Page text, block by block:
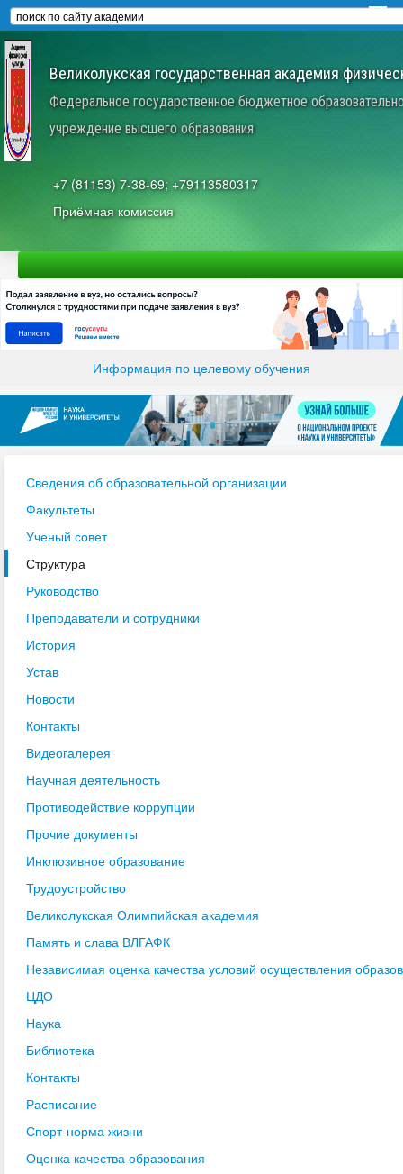
Великолукская государственная академия
Федеральное государственное бюджетное
учреждение высшего образования
+7 (81153) 7-38-69; +79113580317
Приёмная комиссия
Информация по целевому обучения
Сведения об образовательной организации
Факультеты
Ученый совет
Структура
Руководство
Преподаватели и сотрудники
История
Устав
Новости
Контакты
Видеогалерея
Научная деятельность
Противодействие коррупции
Прочие документы
Инклюзивное образование
Трудоустройство
Великолукская Олимпийская академия
Память и слава ВЛГАФК
Независимая оценка качества условий осуществления
ЦДО
Наука
Библиотека
Контакты
Расписание
Спорт-норма жизни
Оценка качества образования